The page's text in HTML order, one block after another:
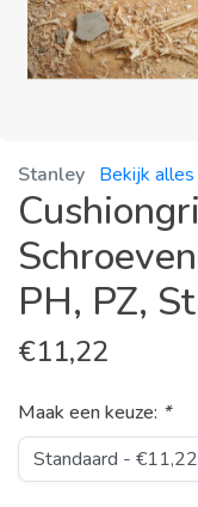
Stanley Bekijk
PH, PZ,
€11,22
Maak een keuze: *